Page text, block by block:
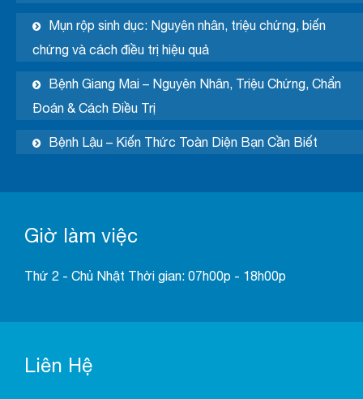
Mụn rộp sinh dục: Nguyên nhân, triệu chứng, biến
chứng và cách điều trị hiệu quả
Bệnh Giang Mai – Nguyên Nhân, Triệu Chứng, Chẩn
Đoán & Cách Điều Trị
Bệnh Lậu – Kiến Thức Toàn Diện Bạn Cần Biết
Giờ làm việc
Thứ 2 - Chủ Nhật Thời gian: 07h00p - 18h00p
Liên Hệ